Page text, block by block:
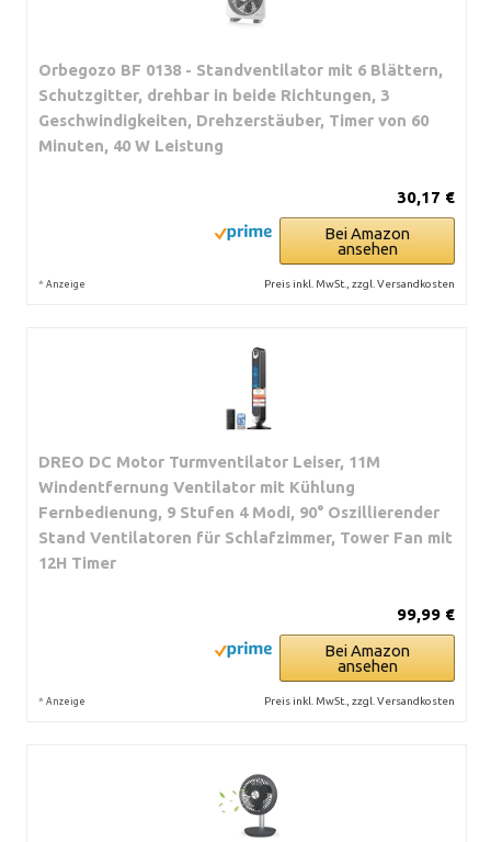
Orbegozo BF 0138 - Standventilator mit 6 Blättern,
Schutzgitter, drehbar in beide Richtungen, 3
Geschwindigkeiten, Drehzerstäuber, Timer von 60
Minuten, 40 W Leistung
30,17 €
Bei Amazon
ansehen
* Anzeige Preis inkl. MwSt., zzgl. Versandkosten
DREO DC Motor Turmventilator Leiser, 11M
Windentfernung Ventilator mit Kühlung
Fernbedienung, 9 Stufen 4 Modi, 90° Oszillierender
Stand Ventilatoren für Schlafzimmer, Tower Fan mit
12H Timer
99,99 €
Bei Amazon
ansehen
* Anzeige Preis inkl. MwSt., zzgl. Versandkosten